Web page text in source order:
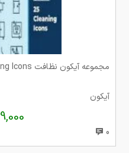
مجموعه آیکون نظافت Cleaning Icons
آیکون
9,000 تومان
0